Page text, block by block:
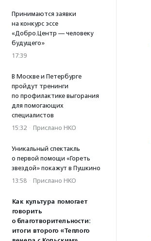
Принимаются заявки
на конкурс эссе
«Добро.Центр — человеку
будущего»
17:39
В Москве и Петербурге
пройдут тренинги
по профилактике выгорания
для помогающих
специалистов
15:32 · Прислано НКО
Уникальный спектакль
о первой помощи «Гореть
звездой» покажут в Пушкино
13:58 · Прислано НКО
Как культура помогает
говорить
о благотворительности:
итоги второго «Теплого